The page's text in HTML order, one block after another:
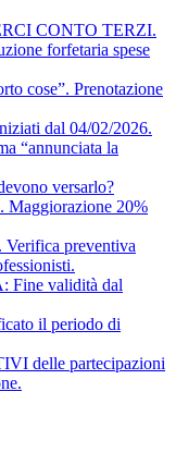
CONTO TERZI.
forfetaria spese
cose”. Prenotazione
dal 04/02/2026.
“annunciata la
versarlo?
20%
preventiva
Fine validità dal
il periodo di
delle partecipazioni